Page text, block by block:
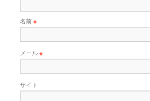
名前※
メール※
サイト